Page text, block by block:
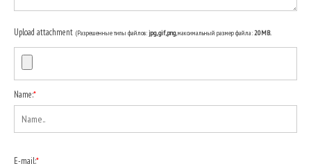
Upload attachment (Разрешенные типы файлов:jpg, gif, png, максимальный размер файла:20MB.
Name:*
E-mail:*